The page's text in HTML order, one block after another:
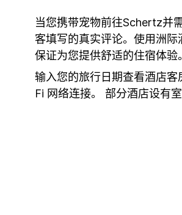
当您携带宠物前往Schertz并
客填写的真实评论。使用洲
保证为您提供舒适的住宿体
输入您的旅行日期查看酒店
Fi 网络连接。 部分酒店设有